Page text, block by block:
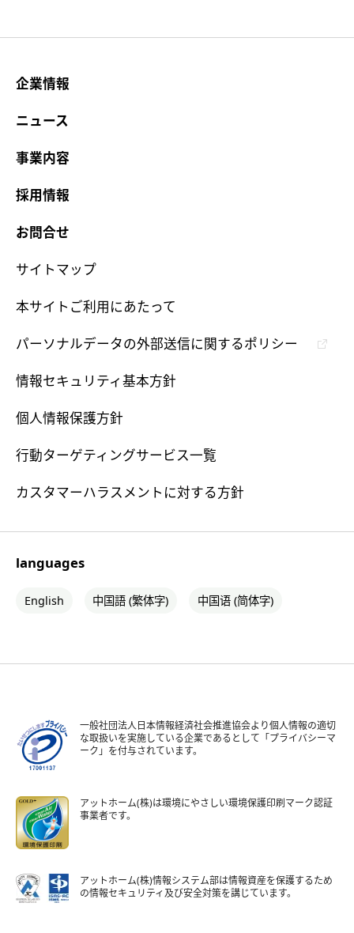
企業情報
ニュース
事業内容
採用情報
お問合せ
サイトマップ
本サイトご利用にあたって
パーソナルデータの外部送信に関するポリシー
情報セキュリティ基本方針
個人情報保護方針
行動ターゲティングサービス一覧
カスタマーハラスメントに対する方針
languages
English 中国語 (繁体字) 中国语 (简体字)
一般社団法人日本情報経済社会推進協会より個人情報の適切
な取扱いを実施している企業であるとして「プライバシーマ
ーク」を付与されています。
アットホーム(株)は環境にやさしい環境保護印刷マーク認証
事業者です。
アットホーム(株)情報システム部は情報資産を保護するため
の情報セキュリティ及び安全対策を講じています。